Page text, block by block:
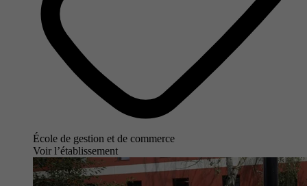
École de gestion et de commerce
Voir l’établissement